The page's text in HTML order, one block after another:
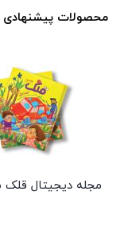
محصولات پیشنهادی
مجله دیجیتال قلک